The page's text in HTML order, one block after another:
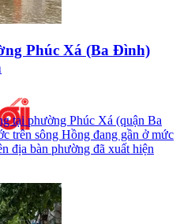
Phúc Xá (Ba Đình)
tại phường Phúc Xá (quận Ba
trên sông Hồng đang gần ở mức
địa bàn phường đã xuất hiện